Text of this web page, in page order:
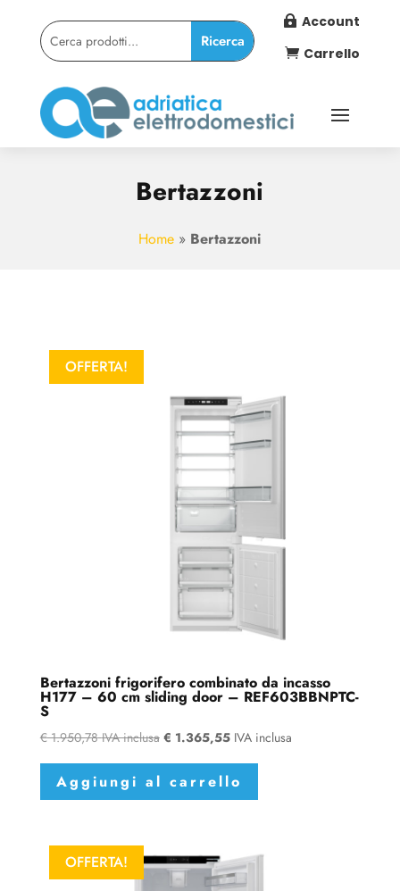
 Account
 Carrello
Bertazzoni
Home » Bertazzoni
OFFERTA!
Bertazzoni frigorifero combinato da incasso
H177 – 60 cm sliding door – REF603BBNPTC-
S
€1.950,78 IVA inclusa € 1.365,55 IVA inclusa
Aggiungi al carrello
OFFERTA!